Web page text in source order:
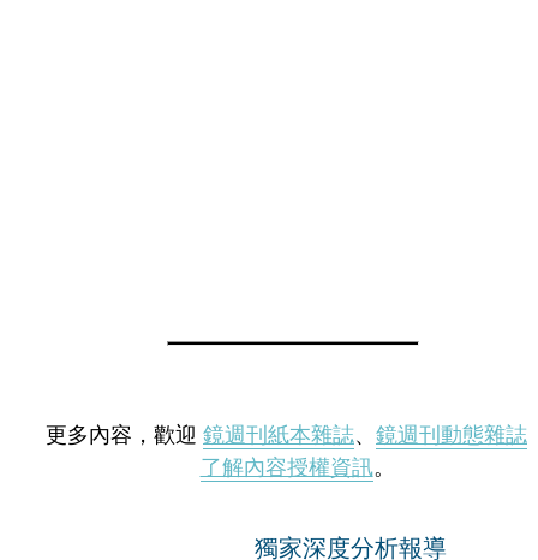
更多內容，歡迎 鏡週刊紙本雜誌、 鏡週刊動態雜誌
了解內容授權資訊。
獨家深度分析報導